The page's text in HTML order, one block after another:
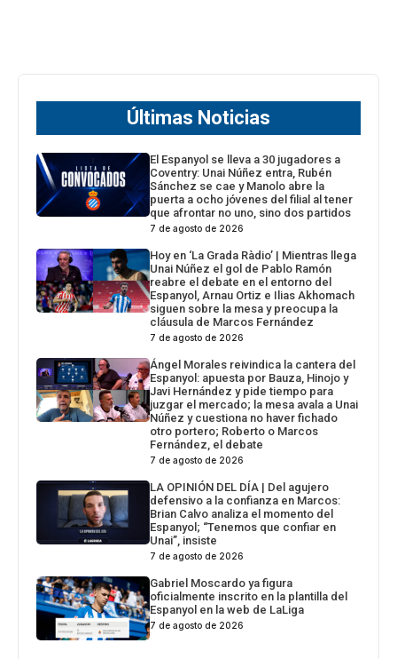
Últimas Noticias
El Espanyol se lleva a 30 jugadores a
Coventry: Unai Núñez entra, Rubén
Sánchez se cae y Manolo abre la
puerta a ocho jóvenes del filial al tener
que afrontar no uno, sino dos partidos
7 de agosto de 2026
Hoy en ‘La Grada Ràdio’ | Mientras llega
Unai Núñez el gol de Pablo Ramón
reabre el debate en el entorno del
Espanyol, Arnau Ortiz e Ilias Akhomach
siguen sobre la mesa y preocupa la
cláusula de Marcos Fernández
7 de agosto de 2026
Ángel Morales reivindica la cantera del
Espanyol: apuesta por Bauza, Hinojo y
Javi Hernández y pide tiempo para
juzgar el mercado; la mesa avala a Unai
Núñez y cuestiona no haver fichado
otro portero; Roberto o Marcos
Fernández, el debate
7 de agosto de 2026
LA OPINIÓN DEL DÍA | Del agujero
defensivo a la confianza en Marcos:
Brian Calvo analiza el momento del
Espanyol; “Tenemos que confiar en
Unai”, insiste
7 de agosto de 2026
Gabriel Moscardo ya figura
oficialmente inscrito en la plantilla del
Espanyol en la web de LaLiga
7 de agosto de 2026